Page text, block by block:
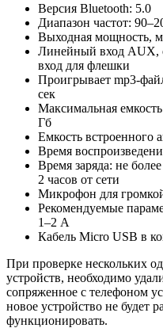
Версия Bluetooth: 5.0
Диапазон частот:
Выходная мощность,
Линейный вход AUX,
вход для флешки
Проигрывает mp3-
сек
Максимальная
Гб
Емкость встроенного
Время
Время заряда: не
2 часов от сети
Микрофон для
Рекомендуемые
1–2 А
Кабель Micro USB в
При проверке нескольких
устройств, необходимо
сопряженное с телефоном
новое устройство не будет
функционировать.